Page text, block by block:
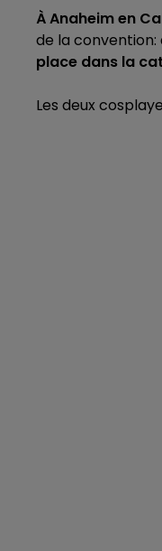
LE
À Anaheim en
de la convention:
place dans la
Les deux